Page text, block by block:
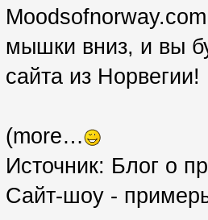
мышки вниз, и вы
сайта из
(more…
Источник: Блог о
Сайт-шоу -